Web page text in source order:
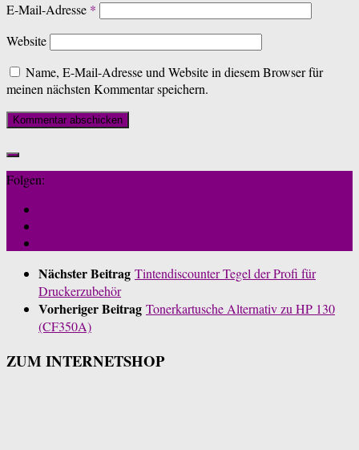
E-Mail-Adresse *
Website
Name, E-Mail-Adresse und Website in diesem Browser für
meinen nächsten Kommentar speichern.
Folgen:
Nächster Beitrag Tintendiscounter Tegel der Profi für
Druckerzubehör
Vorheriger Beitrag Tonerkartusche Alternativ zu HP 130
(CF350A)
ZUM INTERNETSHOP